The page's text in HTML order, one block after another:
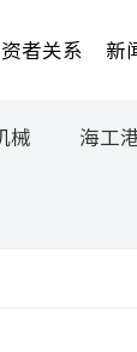
者关系 新
械 海工